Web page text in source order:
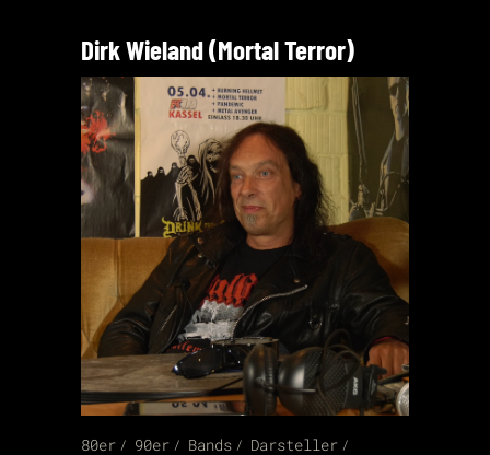
Dirk Wieland (Mortal Terror)
80er 90er Bands Darsteller